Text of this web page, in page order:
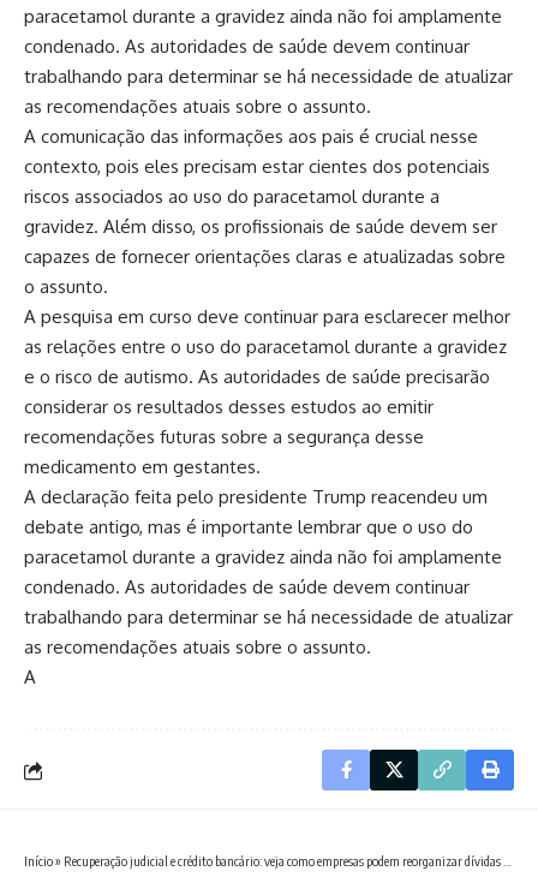
paracetamol durante a gravidez ainda não foi amplamente
condenado. As autoridades de saúde devem continuar
trabalhando para determinar se há necessidade de atualizar
as recomendações atuais sobre o assunto.
A comunicação das informações aos pais é crucial nesse
contexto, pois eles precisam estar cientes dos potenciais
riscos associados ao uso do paracetamol durante a
gravidez. Além disso, os profissionais de saúde devem ser
capazes de fornecer orientações claras e atualizadas sobre
o assunto.
A pesquisa em curso deve continuar para esclarecer melhor
as relações entre o uso do paracetamol durante a gravidez
e o risco de autismo. As autoridades de saúde precisarão
considerar os resultados desses estudos ao emitir
recomendações futuras sobre a segurança desse
medicamento em gestantes.
A declaração feita pelo presidente Trump reacendeu um
debate antigo, mas é importante lembrar que o uso do
paracetamol durante a gravidez ainda não foi amplamente
condenado. As autoridades de saúde devem continuar
trabalhando para determinar se há necessidade de atualizar
as recomendações atuais sobre o assunto.
A
Início» Recuperação judicial e crédito bancário: veja como empresas podem reorganizar dívidas e manter a confiança financeira